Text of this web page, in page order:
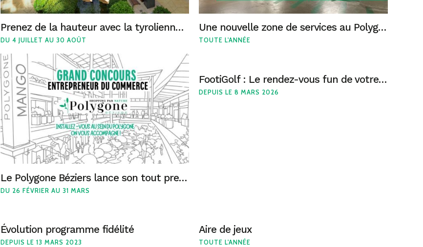
Prenez de la hauteur avec la tyrolienne géante du Polygone Béziers !
DU 4 JUILLET AU 30 AOÛT
Une nouvelle zone de services au Polygone Béziers
TOUTE L'ANNÉE
Le Polygone Béziers lance son tout premier appel à projets : “Entrepreneur du Commerce”
DU 26 FÉVRIER AU 31 MARS
FootiGolf : Le rendez-vous fun de votre shopping
DEPUIS LE 8 MARS 2026
Évolution programme fidélité
DEPUIS LE 13 MARS 2023
Aire de jeux
TOUTE L'ANNÉE